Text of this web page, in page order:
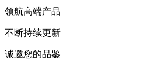
领航高端产品
不断持续更新
诚邀您的品鉴